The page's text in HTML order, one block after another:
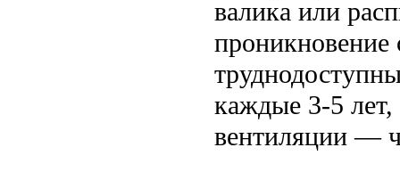
валика или
проникновение
каждые 3-5
вентиляции —